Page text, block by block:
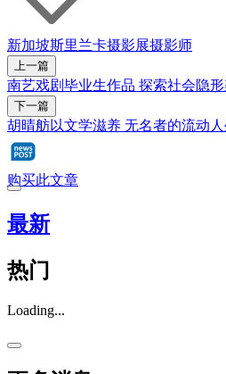
新加坡斯里兰卡摄影展摄影师
上一篇
南艺戏剧毕业生作品 探索社会隐
下一篇
胡晴舫以文学滋养 无名者的流动人
购买此文章
最新
热门
Loading...